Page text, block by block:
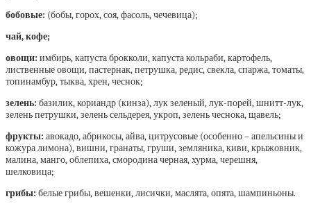
бобовые: (бобы, горох, соя, фасоль, чечевица);
чай, кофе;
овощи: имбирь, капуста брокколи, капуста кольраби, картофель,
лиственные овощи, пастернак, петрушка, редис, свекла, спаржа, томаты,
топинамбур, тыква, хрен, чеснок;
зелень: базилик, кориандр (кинза), лук зеленый, лук-порей, шнитт-лук,
зелень петрушки, зелень сельдерея, укроп, зелень чеснока, щавель;
фрукты: авокадо, абрикосы, айва, цитрусовые (особенно – апельсины и
кожура лимона), вишни, гранаты, груши, земляника, киви, крыжовник,
малина, манго, облепиха, смородина черная, хурма, черешня,
шелковица;
грибы: белые грибы, вешенки, лисички, маслята, опята, шампиньоны.